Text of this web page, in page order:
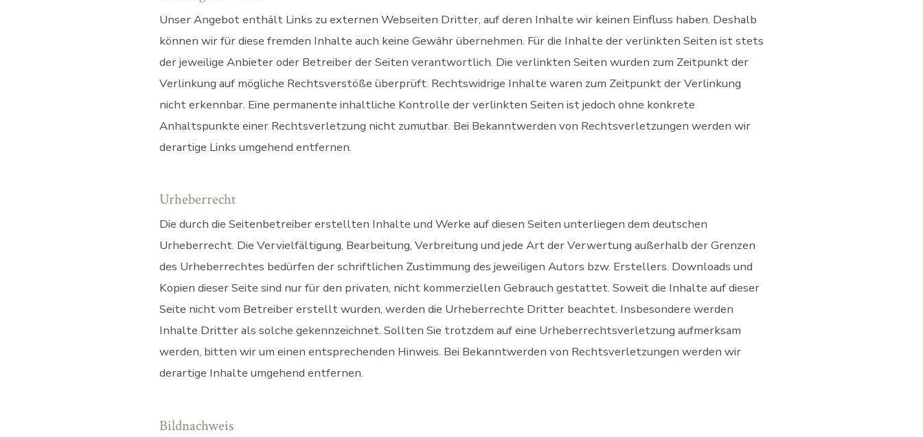
Unser Angebot enthält Links zu externen Webseiten Dritter, auf deren Inhalte wir keinen Einfluss haben. Deshalb
können wir für diese fremden Inhalte auch keine Gewähr übernehmen. Für die Inhalte der verlinkten Seiten ist stets
der jeweilige Anbieter oder Betreiber der Seiten verantwortlich. Die verlinkten Seiten wurden zum Zeitpunkt der
Verlinkung auf mögliche Rechtsverstöße überprüft. Rechtswidrige Inhalte waren zum Zeitpunkt der Verlinkung
nicht erkennbar. Eine permanente inhaltliche Kontrolle der verlinkten Seiten ist jedoch ohne konkrete
Anhaltspunkte einer Rechtsverletzung nicht zumutbar. Bei Bekanntwerden von Rechtsverletzungen werden wir
derartige Links umgehend entfernen.
Urheberrecht
Die durch die Seitenbetreiber erstellten Inhalte und Werke auf diesen Seiten unterliegen dem deutschen
Urheberrecht. Die Vervielfältigung, Bearbeitung, Verbreitung und jede Art der Verwertung außerhalb der Grenzen
des Urheberrechtes bedürfen der schriftlichen Zustimmung des jeweiligen Autors bzw. Erstellers. Downloads und
Kopien dieser Seite sind nur für den privaten, nicht kommerziellen Gebrauch gestattet. Soweit die Inhalte auf dieser
Seite nicht vom Betreiber erstellt wurden, werden die Urheberrechte Dritter beachtet. Insbesondere werden
Inhalte Dritter als solche gekennzeichnet. Sollten Sie trotzdem auf eine Urheberrechtsverletzung aufmerksam
werden, bitten wir um einen entsprechenden Hinweis. Bei Bekanntwerden von Rechtsverletzungen werden wir
derartige Inhalte umgehend entfernen.
Bildnachweis